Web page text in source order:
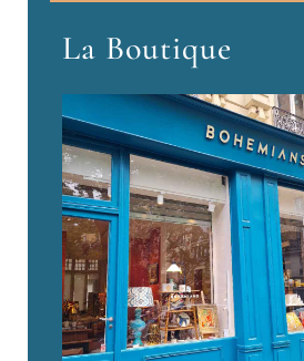
La Boutique